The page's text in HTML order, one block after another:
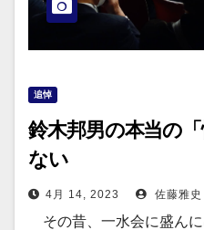
追悼
鈴木邦男の本当の
ない
4月 14, 2023 佐藤雅史
その昔、一水会に盛ん